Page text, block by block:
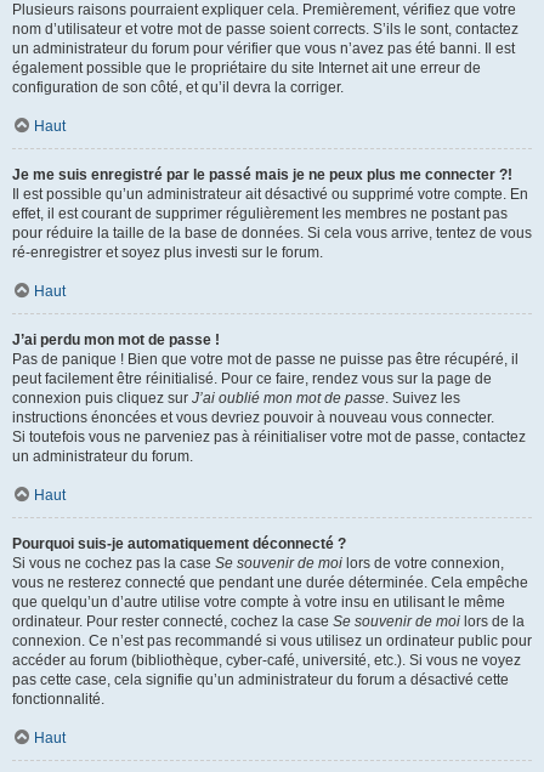
Plusieurs raisons pourraient expliquer cela. Premièrement, vérifiez que votre
nom d’utilisateur et votre mot de passe soient corrects. S’ils le sont, contactez
un administrateur du forum pour vérifier que vous n’avez pas été banni. Il est
également possible que le propriétaire du site Internet ait une erreur de
configuration de son côté, et qu’il devra la corriger.
Haut
Je me suis enregistré par le passé mais je ne peux plus me connecter ?!
Il est possible qu’un administrateur ait désactivé ou supprimé votre compte. En
effet, il est courant de supprimer régulièrement les membres ne postant pas
pour réduire la taille de la base de données. Si cela vous arrive, tentez de vous
ré-enregistrer et soyez plus investi sur le forum.
Haut
J’ai perdu mon mot de passe !
Pas de panique ! Bien que votre mot de passe ne puisse pas être récupéré, il
peut facilement être réinitialisé. Pour ce faire, rendez vous sur la page de
connexion puis cliquez sur J’ai oublié mon mot de passe. Suivez les
instructions énoncées et vous devriez pouvoir à nouveau vous connecter.
Si toutefois vous ne parveniez pas à réinitialiser votre mot de passe, contactez
un administrateur du forum.
Haut
Pourquoi suis-je automatiquement déconnecté ?
Si vous ne cochez pas la case Se souvenir de moi lors de votre connexion,
vous ne resterez connecté que pendant une durée déterminée. Cela empêche
que quelqu’un d’autre utilise votre compte à votre insu en utilisant le même
ordinateur. Pour rester connecté, cochez la case Se souvenir de moi lors de la
connexion. Ce n’est pas recommandé si vous utilisez un ordinateur public pour
accéder au forum (bibliothèque, cyber-café, université, etc.). Si vous ne voyez
pas cette case, cela signifie qu’un administrateur du forum a désactivé cette
fonctionnalité.
Haut